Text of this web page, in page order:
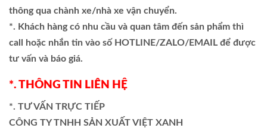
thông qua chành xe/nhà xe vận chuyển.
*. Khách hàng có nhu cầu và quan tâm đến sản phẩm thì
call hoặc nhắn tin vào số HOTLINE/ZALO/EMAIL để được
tư vấn và báo giá.
*. THÔNG TIN LIÊN HỆ
*. TƯ VẤN TRỰC TIẾP
CÔNG TY TNHH SẢN XUẤT VIỆT XANH